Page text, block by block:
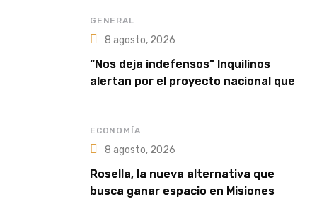
GENERAL
8 agosto, 2026
“Nos deja indefensos” Inquilinos
alertan por el proyecto nacional que
ECONOMÍA
8 agosto, 2026
Rosella, la nueva alternativa que
busca ganar espacio en Misiones